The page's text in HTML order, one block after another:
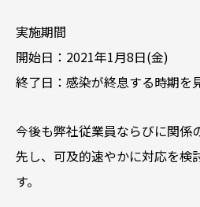
実施期間
開始日：2021年1月8日(金)
終了日：感染が終息する時期を
今後も弊社従業員ならびに関係
先し、可及的速やかに対応を検
す。